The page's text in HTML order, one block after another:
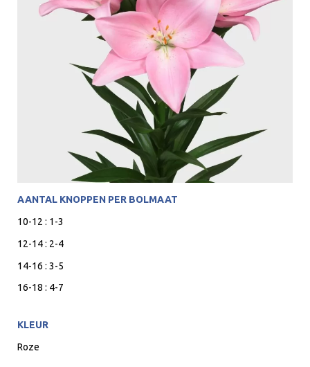
AANTAL KNOPPEN PER BOLMAAT
10-12 : 1-3
12-14 : 2-4
14-16 : 3-5
16-18 : 4-7
KLEUR
Roze